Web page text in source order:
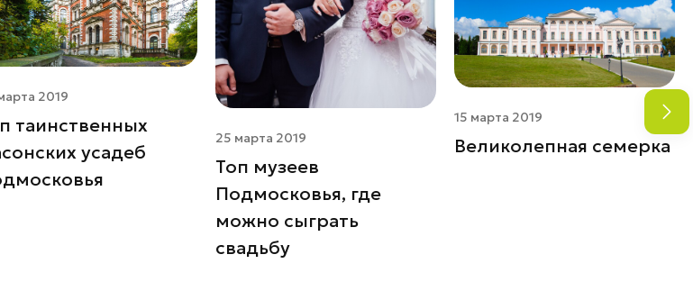
2019
таинственных
усадеб
25 марта 2019
Топ музеев
Подмосковья, где
можно сыграть
свадьбу
15 марта 2019
Великолепная семерка